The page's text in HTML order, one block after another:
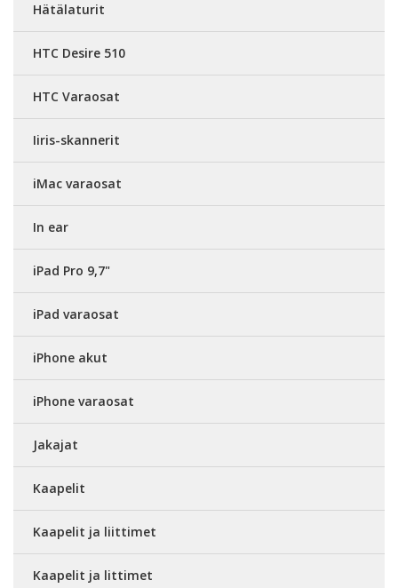
Hätälaturit
HTC Desire 510
HTC Varaosat
Iiris-skannerit
iMac varaosat
In ear
iPad Pro 9,7"
iPad varaosat
iPhone akut
iPhone varaosat
Jakajat
Kaapelit
Kaapelit ja liittimet
Kaapelit ja littimet